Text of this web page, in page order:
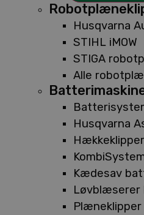
Husqvarna
STIHL iMOW
STIGA
Alle
Husqvarna
Kædesav
Løvblæserer